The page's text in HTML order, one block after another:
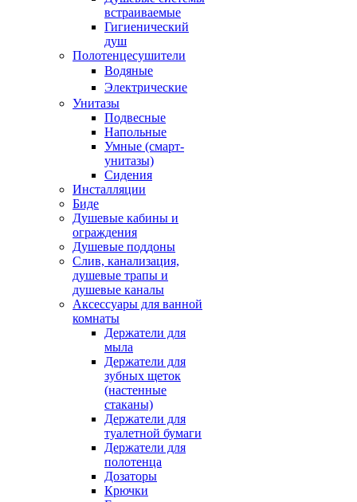
встраиваемые
Гигиенический
душ
Полотенцесушители
ㅤВодяные
ㅤЭлектрические
Унитазы
Подвесные
Напольные
Умные (смарт-
унитазы)
Сидения
Инсталляции
Биде
Душевые кабины и
ограждения
Душевые поддоны
Слив, канализация,
душевые трапы и
душевые каналы
Аксессуары для ванной
комнаты
Держатели для
мыла
Держатели для
зубных щеток
(настенные
стаканы)
Держатели для
туалетной бумаги
Держатели для
полотенца
Дозаторы
Крючки